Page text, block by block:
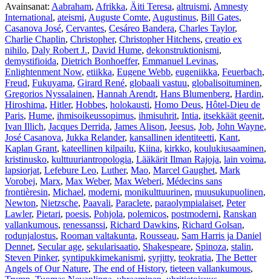
Avainsanat: Aabraham, Afrikka, Äiti Teresa, altruismi, Amnesty
International, ateismi, Auguste Comte, Augustinus, Bill Gates,
Casanova José, Cervantes, Cesáreo Bandera, Charles Taylor,
Charlie Chaplin, Christopher, Christopher Hitchens, creatio ex
nihilo, Daly Robert J., David Hume, dekonstruktionismi,
demystifioida, Dietrich Bonhoeffer, Emmanuel Levinas,
Enlightenment Now, etiikka, Eugene Webb, eugeniikka, Feuerbach,
Freud, Fukuyama, Girard René, globaali vastuu, globalisoituminen,
Gregorios Nyssalainen, Hannah Arendt, Hans Blumenberg, Hardin,
Hiroshima, Hitler, Hobbes, holokausti, Homo Deus, Hôtel-Dieu de
Paris, Hume, ihmisoikeussopimus, ihmisuhrit, Intia, itsekkäät geenit,
Ivan Illich, Jacques Derrida, James Alison, Jeesus, Job, John Wayne,
José Casanova, Jukka Relander, kansallinen identiteetti, Kant,
Kaplan Grant, kateellinen kilpailu, Kiina, kirkko, koulukiusaaminen,
kristinusko, kulttuuriantropologia, Lääkärit Ilman Rajoja, lain voima,
lapsiorjat, Lefebure Leo, Luther, Mao, Marcel Gaughet, Mark
Vorobej, Marx, Max Weber, Max Weberi, Médecins sans
frontièresin, Michael, moderni, monikulttuurinen, muusukupuolinen,
Newton, Nietzsche, Paavali, Paraclete, paraolympialaiset, Peter
Lawler, Pietari, poesis, Pohjola, polemicos, postmoderni, Ranskan
vallankumous, renessanssi, Richard Dawkins, Richard Golsan,
rodunjalostus, Rooman valtakunta, Rousseau, Sam Harris ja Daniel
Dennet, Secular age, sekularisaatio, Shakespeare, Spinoza, stalin,
Steven Pinker, syntipukkimekanismi, syrjitty, teokratia, The Better
Angels of Our Nature, The end of History, tieteen vallankumous,